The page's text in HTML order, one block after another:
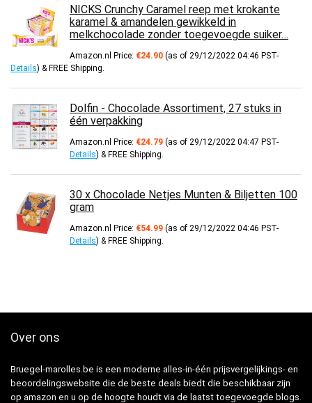
NICKS Crunchy Caramel reep met krokante
karamel & amandelen gewikkeld in
melkchocolade zonder toegevoegde suiker…
Amazon.nl Price: €24.90 (as of 29/12/2022 04:46 PST-
Details) & FREE Shipping
Dolfin - Chocolade Assortiment, 27 stuks in
één verpakking
Amazon.nl Price: €24.79 (as of 29/12/2022 04:47 PST-
Details) & FREE Shipping
30 x Chocolade Netjes Munten & Biljetten 100
gram
Amazon.nl Price: €54.99 (as of 29/12/2022 04:46 PST-
Details) & FREE Shipping
Over ons
Bruegel-marolles.be is een moderne alles-in-één prijsvergelijkings- en
beoordelingswebsite die de beste deals biedt die beschikbaar zijn
op amazon en u op de hoogte houdt via de laatst toegevoegde blogs.